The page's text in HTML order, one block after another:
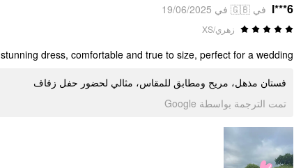
l***6 في 🇬🇧 في 19/06/2025
زهري/XS
stunning dress, comfortable and true to size, perfect for a wedding
فستان مذهل، مريح ومطابق للمقاس، مثالي لحضور حفل زفاف
تمت الترجمة بواسطة Google